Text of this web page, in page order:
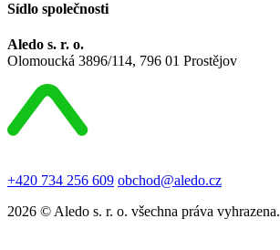
Sídlo společnosti
Aledo s. r. o.
Olomoucká 3896/114, 796 01 Prostějov
+420 734 256 609 obchod@aledo.cz
2026 © Aledo s. r. o. všechna práva vyhrazena.